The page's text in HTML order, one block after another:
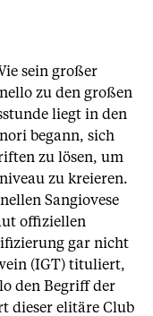
sein großer
zu den großen
liegt in den
begann, sich
zu lösen, um
zu kreieren.
Sangiovese
offiziellen
gar nicht
(IGT) tituliert,
den Begriff der
dieser elitäre Club